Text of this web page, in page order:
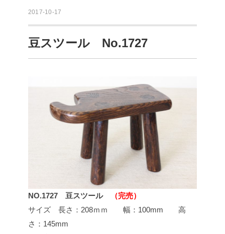
2017-10-17
豆スツール No.1727
NO.1727 豆スツール
（完売）
サイズ 長さ：208ｍｍ 幅：100mm 高
さ：145mm